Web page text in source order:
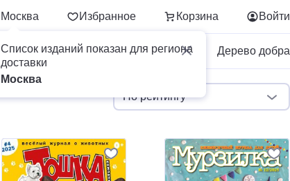
Москва Избранное Корзина
Список изданий показан для региона
доставки
Москва
Войти
Для бизнеса Дерево добра
По рейтингу